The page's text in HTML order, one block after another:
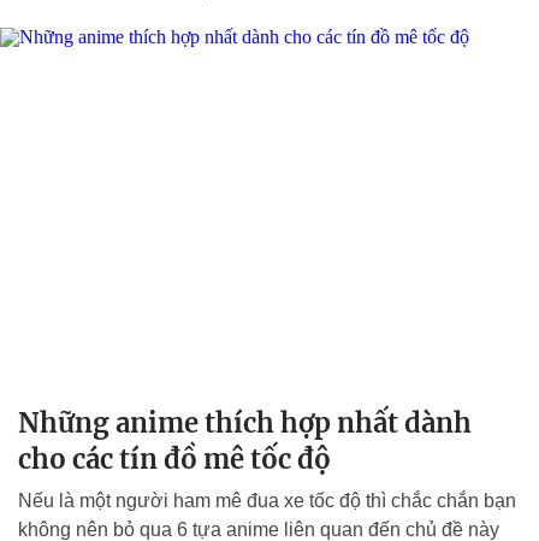
Những anime thích hợp nhất dành
cho các tín đồ mê tốc độ
Nếu là một người ham mê đua xe tốc độ thì chắc chắn bạn
không nên bỏ qua 6 tựa anime liên quan đến chủ đề này